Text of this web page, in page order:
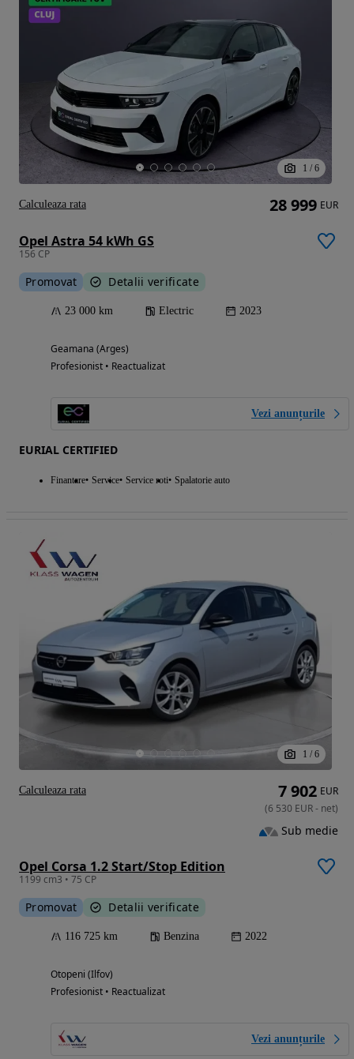
1 / 6
Opel Astra 54 kWh GS
156 CP
Promovat Detalii verificate
23 000 km Electric 2023
Geamana (Arges)
Profesionist • Reactualizat
Vezi anunțurile
EURIAL CERTIFIED
Finantare Service Service roti Spalatorie auto
28 999 EUR
Calculeaza rata
1 / 6
Opel Corsa 1.2 Start/Stop Edition
1199 cm3 • 75 CP
Promovat Detalii verificate
116 725 km Benzina 2022
Otopeni (Ilfov)
Profesionist • Reactualizat
Vezi anunțurile
7 902 EUR
(6 530 EUR- net)
Sub medie
Calculeaza rata